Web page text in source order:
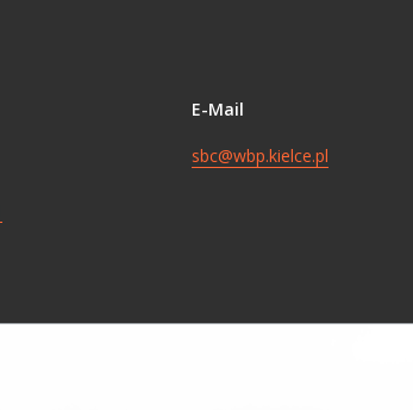
E-Mail
sbc@wbp.kielce.pl